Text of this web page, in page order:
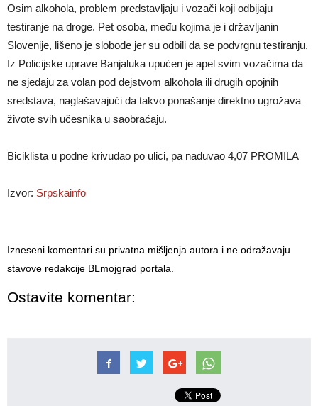
Osim alkohola, problem predstavljaju i vozači koji odbijaju
testiranje na droge. Pet osoba, među kojima je i državljanin
Slovenije, lišeno je slobode jer su odbili da se podvrgnu testiranju.
Iz Policijske uprave Banjaluka upućen je apel svim vozačima da
ne sjedaju za volan pod dejstvom alkohola ili drugih opojnih
sredstava, naglašavajući da takvo ponašanje direktno ugrožava
živote svih učesnika u saobraćaju.
Biciklista u podne krivudao po ulici, pa naduvao 4,07 PROMILA
Izvor: Srpskainfo
Izneseni komentari su privatna mišljenja autora i ne odražavaju
stavove redakcije BLmojgrad portala.
Ostavite komentar: